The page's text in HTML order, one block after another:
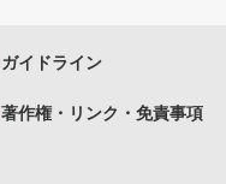
ガイドライン
著作権・リンク・免責事項